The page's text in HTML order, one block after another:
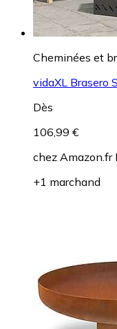
Cheminées et
vidaXL Brasero
Dès
106,99 €
chez Amazon.fr
+1 marchand